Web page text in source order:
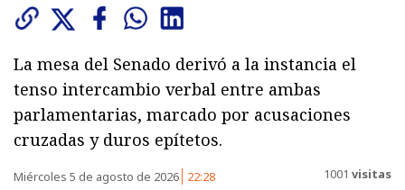
La mesa del Senado derivó a la instancia el
tenso intercambio verbal entre ambas
parlamentarias, marcado por acusaciones
cruzadas y duros epítetos.
Miércoles 5 de agosto de 2026 22:28 1001 visitas